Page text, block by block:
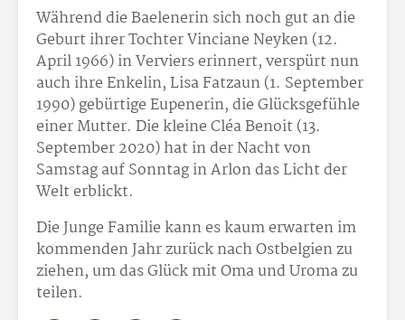
Während die Baelenerin sich noch gut an die
Geburt ihrer Tochter Vinciane Neyken (12.
April 1966) in Verviers erinnert, verspürt nun
auch ihre Enkelin, Lisa Fatzaun (1. September
1990) gebürtige Eupenerin, die Glücksgefühle
einer Mutter. Die kleine Cléa Benoit (13.
September 2020) hat in der Nacht von
Samstag auf Sonntag in Arlon das Licht der
Welt erblickt.
Die Junge Familie kann es kaum erwarten im
kommenden Jahr zurück nach Ostbelgien zu
ziehen, um das Glück mit Oma und Uroma zu
teilen.